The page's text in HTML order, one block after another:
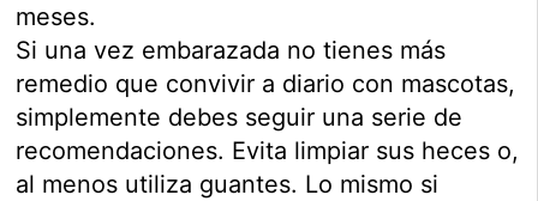
meses.
Si una vez embarazada no tienes más
remedio que convivir a diario con mascotas,
simplemente debes seguir una serie de
recomendaciones. Evita limpiar sus heces o,
al menos utiliza guantes. Lo mismo si